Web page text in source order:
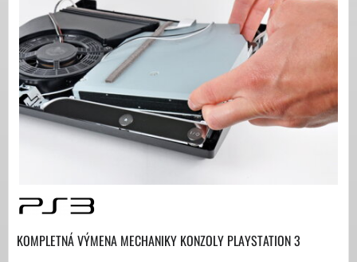
KOMPLETNÁ VÝMENA MECHANIKY KONZOLY PLAYSTATION 3